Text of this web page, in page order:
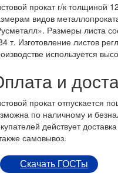
прокат г/к толщиной
видов
Размеры листа
т. Изготовление листов
используется
и
прокат отпускается
по наличному и
действует
самовывоз.
Скачать ГОСТы